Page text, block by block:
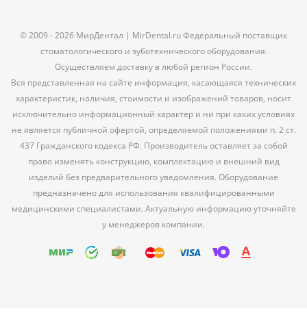
© 2009 - 2026 МирДентал | MirDental.ru Федеральный поставщик
стоматологического и зуботехнического оборудования.
Осуществляем доставку в любой регион России.
Вся представленная на сайте информация, касающаяся технических
характеристик, наличия, стоимости и изображений товаров, носит
исключительно информационный характер и ни при каких условиях
не является публичной офертой, определяемой положениями п. 2 ст.
437 Гражданского кодекса РФ. Производитель оставляет за собой
право изменять конструкцию, комплектацию и внешний вид
изделий без предварительного уведомления. Оборудование
предназначено для использования квалифицированными
медицинскими специалистами. Актуальную информацию уточняйте
у менеджеров компании.